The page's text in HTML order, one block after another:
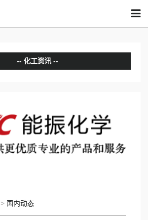
化工资讯
国际动态
> 国内动态